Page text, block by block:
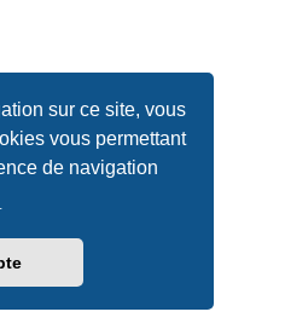
sur ce site, vous
vous permettant
de navigation